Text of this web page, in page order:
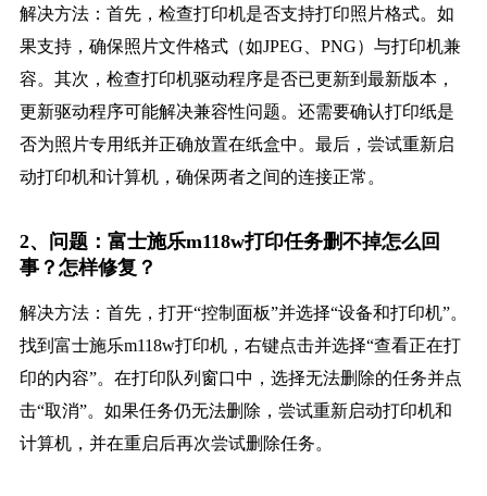
解决方法：首先，检查打印机是否支持打印照片格式。如
果支持，确保照片文件格式（如JPEG、PNG）与打印机兼
容。其次，检查打印机驱动程序是否已更新到最新版本，
更新驱动程序可能解决兼容性问题。还需要确认打印纸是
否为照片专用纸并正确放置在纸盒中。最后，尝试重新启
动打印机和计算机，确保两者之间的连接正常。
2、问题：富士施乐m118w打印任务删不掉怎么回
事？怎样修复？
解决方法：首先，打开“控制面板”并选择“设备和打印机”。
找到富士施乐m118w打印机，右键点击并选择“查看正在打
印的内容”。在打印队列窗口中，选择无法删除的任务并点
击“取消”。如果任务仍无法删除，尝试重新启动打印机和
计算机，并在重启后再次尝试删除任务。